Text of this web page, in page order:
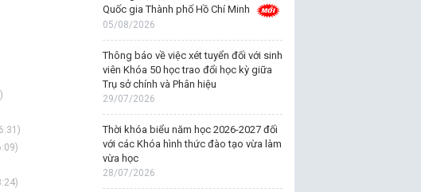
Quốc gia Thành phố Hồ Chí Minh
05/08/2026
Thông báo về việc xét tuyển đối với sinh
viên Khóa 50 học trao đổi học kỳ giữa
Trụ sở chính và Phân hiệu
29/07/2026
Thời khóa biểu năm học 2026-2027 đối
với các Khóa hình thức đào tạo vừa làm
vừa học
28/07/2026